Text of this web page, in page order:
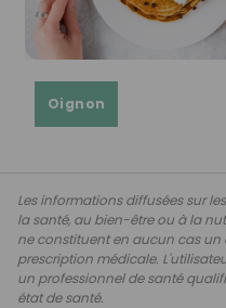
Oignon
Les informations diffusées sur
la santé, au bien-être ou à la
ne constituent en aucun cas
prescription médicale.
un professionnel de santé
état de santé.